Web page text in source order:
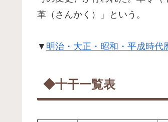
革（さんかく）」という。
▼ 明治・大正・昭和・平成時
◆十干一覧表